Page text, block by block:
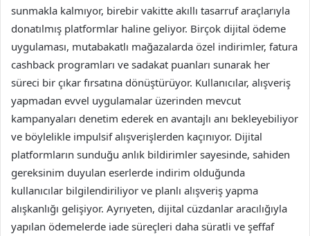
sunmakla kalmıyor, birebir vakitte akıllı tasarruf araçlarıyla
donatılmış platformlar haline geliyor. Birçok dijital ödeme
uygulaması, mutabakatlı mağazalarda özel indirimler, fatura
cashback programları ve sadakat puanları sunarak her
süreci bir çıkar fırsatına dönüştürüyor. Kullanıcılar, alışveriş
yapmadan evvel uygulamalar üzerinden mevcut
kampanyaları denetim ederek en avantajlı anı bekleyebiliyor
ve böylelikle impulsif alışverişlerden kaçınıyor. Dijital
platformların sunduğu anlık bildirimler sayesinde, sahiden
gereksinim duyulan eserlerde indirim olduğunda
kullanıcılar bilgilendiriliyor ve planlı alışveriş yapma
alışkanlığı gelişiyor. Ayrıyeten, dijital cüzdanlar aracılığıyla
yapılan ödemelerde iade süreçleri daha süratli ve şeffaf